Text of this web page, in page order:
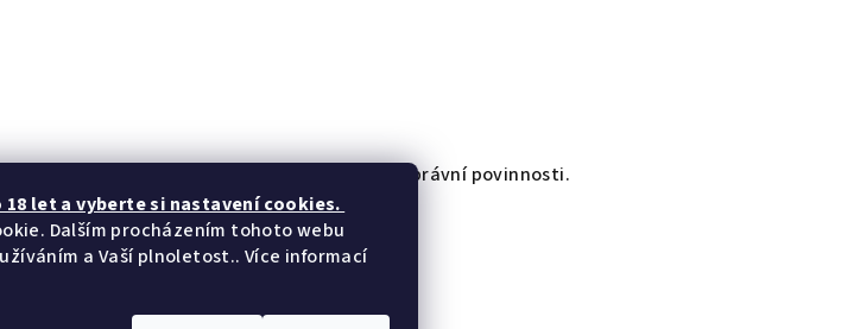
let a vyberte si nastavení cookies.
Dalším procházením tohoto webu
a Vaší plnoletost.. Více informací
a čl. 6 odst. 1 písm. c) GDPR – plnění naší právní povinnosti.